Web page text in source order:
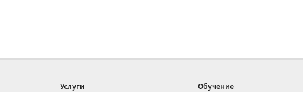
Услуги
Обучение